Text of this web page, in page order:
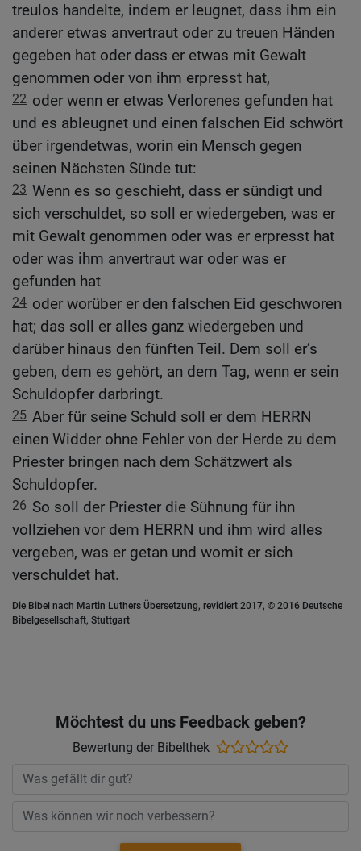
treulos handelte, indem er leugnet, dass ihm ein
anderer etwas anvertraut oder zu treuen Händen
gegeben hat oder dass er etwas mit Gewalt
genommen oder von ihm erpresst hat,
22 oder wenn er etwas Verlorenes gefunden hat
und es ableugnet und einen falschen Eid schwört
über irgendetwas, worin ein Mensch gegen
seinen Nächsten Sünde tut:
23 Wenn es so geschieht, dass er sündigt und
sich verschuldet, so soll er wiedergeben, was er
mit Gewalt genommen oder was er erpresst hat
oder was ihm anvertraut war oder was er
gefunden hat
24 oder worüber er den falschen Eid geschworen
hat; das soll er alles ganz wiedergeben und
darüber hinaus den fünften Teil. Dem soll er’s
geben, dem es gehört, an dem Tag, wenn er sein
Schuldopfer darbringt.
25 Aber für seine Schuld soll er dem HERRN
einen Widder ohne Fehler von der Herde zu dem
Priester bringen nach dem Schätzwert als
Schuldopfer.
26 So soll der Priester die Sühnung für ihn
vollziehen vor dem HERRN und ihm wird alles
vergeben, was er getan und womit er sich
verschuldet hat.
Die Bibel nach Martin Luthers Übersetzung, revidiert 2017, © 2016 Deutsche
Bibelgesellschaft, Stuttgart
Möchtest du uns Feedback geben?
Bewertung der Bibelthek